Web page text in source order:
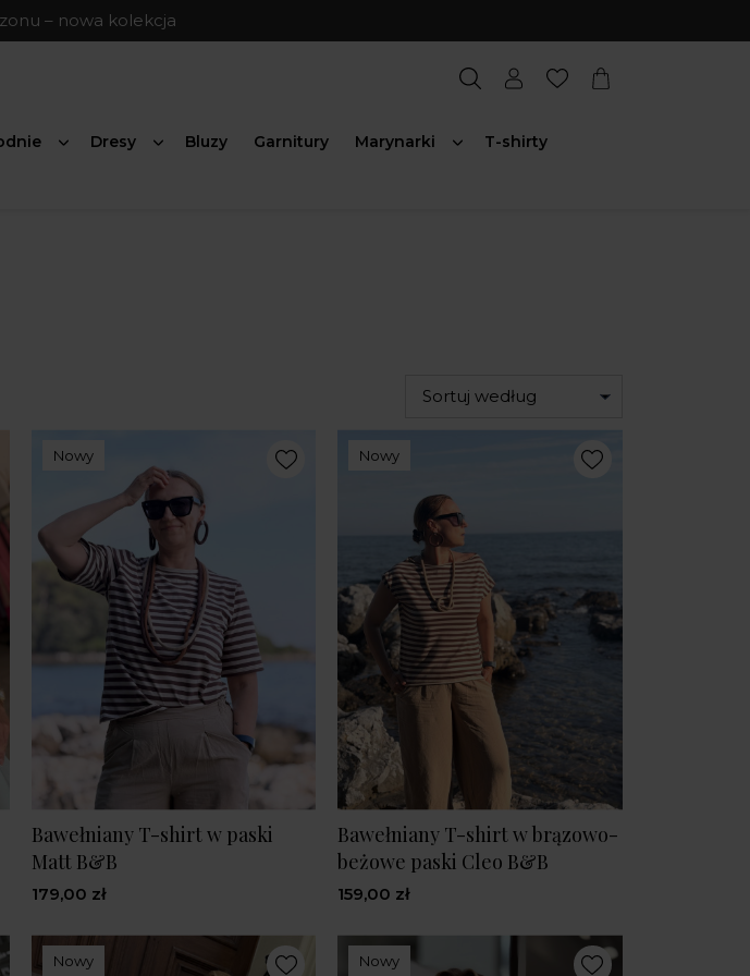
– nowa kolekcja
Dresy Bluzy Garnitury Marynarki T-shirty
Sortuj według
Nowy
Bawełniany T-shirt w paski
Matt B&B
179,00 zł
Nowy
Bawełniany T-shirt w brązowo-
beżowe paski Cleo B&B
159,00 zł
Nowy Nowy